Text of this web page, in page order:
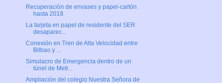
Recuperación de envases y papel-cartón
hasta 2018
La tarjeta en papel de residente del SER
desaparec...
Conexión en Tren de Alta Velocidad entre
Bilbao y ...
Simulacro de Emergencia dentro de un
túnel de Metr...
Ampliación del colegio Nuestra Señora de